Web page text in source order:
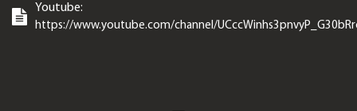
Youtube:
https://www.youtube.com/channel/